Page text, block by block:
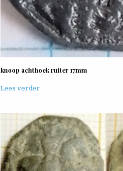
knoop achthoek ruiter 17mm
Lees verder